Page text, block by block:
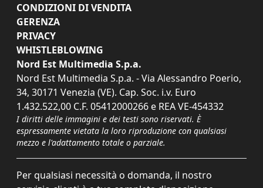
CONDIZIONI DI VENDITA
GERENZA
PRIVACY
WHISTLEBLOWING
Nord Est Multimedia S.p.a.
Nord Est Multimedia S.p.a. - Via Alessandro Poerio,
34, 30171 Venezia (VE). Cap. Soc. i.v. Euro
1.432.522,00 C.F. 05412000266 e REA VE-454332
I diritti delle immagini e dei testi sono riservati. È
espressamente vietata la loro riproduzione con qualsiasi
mezzo e l'adattamento totale o parziale.
Per qualsiasi necessità o domanda, il nostro